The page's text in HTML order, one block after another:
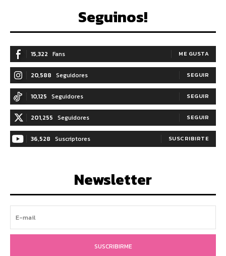
Seguinos!
15,322 Fans ME GUSTA
20,588 Seguidores SEGUIR
10,125 Seguidores SEGUIR
201,255 Seguidores SEGUIR
36,528 Suscriptores SUSCRIBIRTE
Newsletter
SUSCRIBIRME